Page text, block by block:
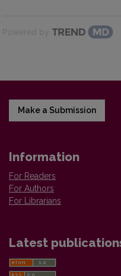
Powered by
Make a Submission
Information
For Readers
For Authors
For Librarians
Latest